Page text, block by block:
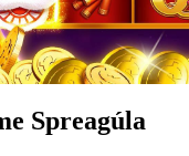
Spreagúla